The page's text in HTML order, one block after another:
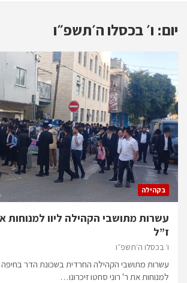
יום: ו׳ בכסלו ה׳תשפ״ו
בקהילה
עשרות מתושבי הקהילה ליוו למנוחות
ז”ל
ו׳ בכסלו ה׳תשפ״ו
עשרות מתושבי הקהילה החרדית בשכונת הדר בחיפה
למנוחות את ר' רוני סחטו זיכרונו…